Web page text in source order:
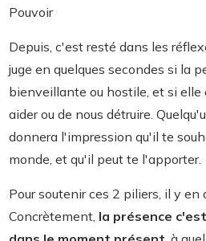
Pouvoir
Depuis, c'est resté dans les
juge en quelques secondes si la
bienveillante ou hostile, et si elle
aider ou de nous détruire.
donnera l'impression qu'il te
monde, et qu'il peut te l'apporter.
Pour soutenir ces 2 piliers, il y en
Concrètement, la présence